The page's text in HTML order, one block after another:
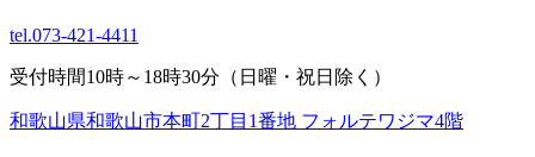
tel.073-421-4411
受付時間10時～18時30分（日曜・祝日除く）
和歌山県和歌山市本町2丁目1番地 フォルテワジマ4階